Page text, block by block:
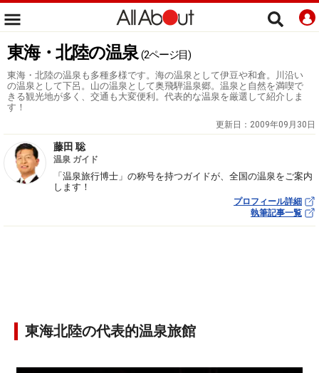
東海・北陸の温泉 (2ページ目)
東海・北陸の温泉も多種多様です。海の温泉として伊豆や和倉。川沿い
の温泉として下呂。山の温泉として奥飛騨温泉郷。温泉と自然を満喫で
きる観光地が多く、交通も大変便利。代表的な温泉を厳選して紹介しま
す！
更新日： 2009年09月30日
藤田 聡
温泉 ガイド
「温泉旅行博士」の称号を持つガイドが、全国の温泉をご案内
します！
プロフィール詳細
執筆記事一覧
東海北陸の代表的温泉旅館